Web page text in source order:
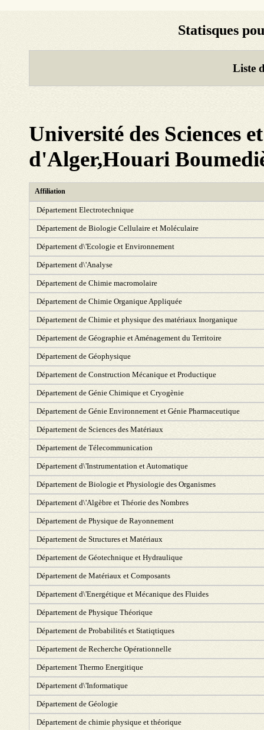
Statisques
Liste
Université des Sciences
d'Alger,Houari
Affiliation
Département Electrotechnique
Département de Biologie Cellulaire et Moléculaire
Département d\'Ecologie et Environnement
Département d\'Analyse
Département de Chimie macromolaire
Département de Chimie Organique Appliquée
Département de Chimie et physique des matériaux Inorganique
Département de Géographie et Aménagement du Territoire
Département de Géophysique
Département de Construction Mécanique et Productique
Département de Génie Chimique et Cryogènie
Département de Génie Environnement et Génie Pharmaceutique
Département de Sciences des Matériaux
Département de Télecommunication
Département d\'Instrumentation et Automatique
Département de Biologie et Physiologie des Organismes
Département d\'Algèbre et Théorie des Nombres
Département de Physique de Rayonnement
Département de Structures et Matériaux
Département de Géotechnique et Hydraulique
Département de Matériaux et Composants
Département d\'Energétique et Mécanique des Fluides
Département de Physique Théorique
Département de Probabilités et Statiqtiques
Département de Recherche Opérationnelle
Département Thermo Energitique
Département d\'Informatique
Département de Géologie
Département de chimie physique et théorique